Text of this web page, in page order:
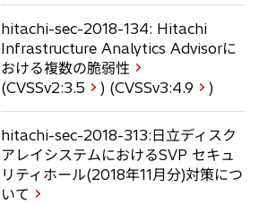
hitachi-sec-2018-134: Hitachi
Infrastructure Analytics Advisorに
おける複数の脆弱性
(CVSSv2:3.5 ) (CVSSv3:4.9 )
hitachi-sec-2018-313:日立ディスク
アレイシステムにおけるSVP セキュ
リティホール(2018年11月分)対策につ
いて